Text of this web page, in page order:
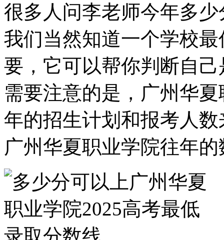
很多人问李老师今年多
我们当然知道一个学校
要，它可以帮你判断自
需要注意的是，广州华
年的招生计划和报考人
广州华夏职业学院往年